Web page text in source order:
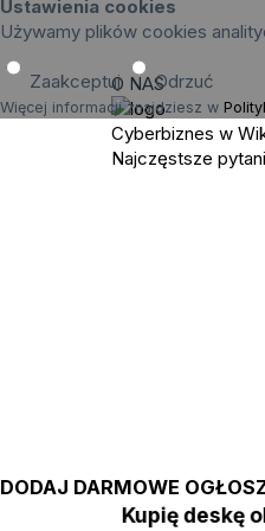
DODAJ DARMOWE
Kupię deskę
Ustawienia cookies
Używamy plików cookies
Zaakceptuj Odrzuć
Więcej informacji znajdziesz w
O NAS
Cyberbiznes w
Najczęstsze